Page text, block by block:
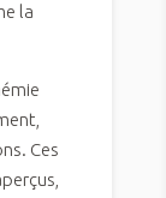
la
Ces